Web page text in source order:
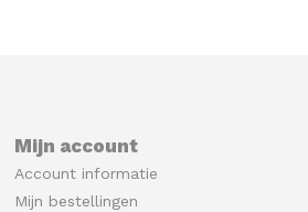
Mijn account
Account informatie
Mijn bestellingen